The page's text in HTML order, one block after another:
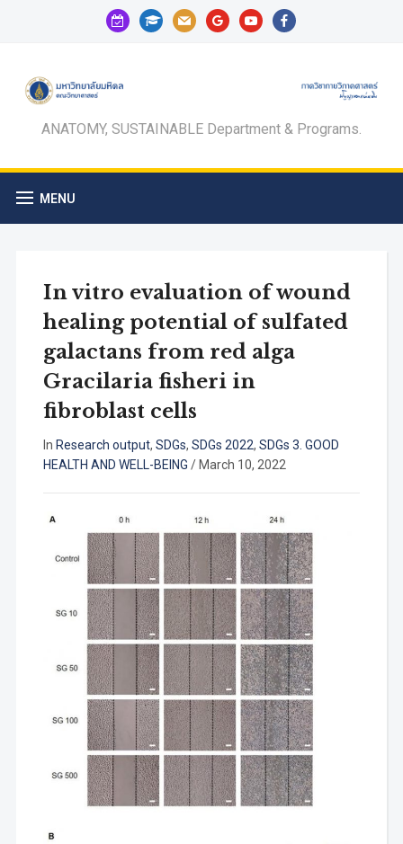
calendar-
check-
graduation-
cap
mail googleyoutubefacebook
ANATOMY, SUSTAINABLE Department & Programs.
MENU
In vitro evaluation of wound
healing potential of sulfated
galactans from red alga
Gracilaria fisheri in
fibroblast cells
In Research output, SDGs, SDGs 2022, SDGs 3. GOOD
HEALTH AND WELL-BEING / March 10, 2022